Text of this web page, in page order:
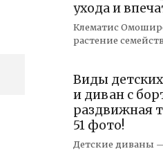
ухода и
Клематис
растение
Виды
и диван с
раздвижная
51 фото!
Детские диваны